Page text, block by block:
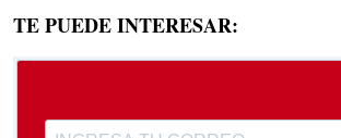
TE PUEDE INTERESAR: